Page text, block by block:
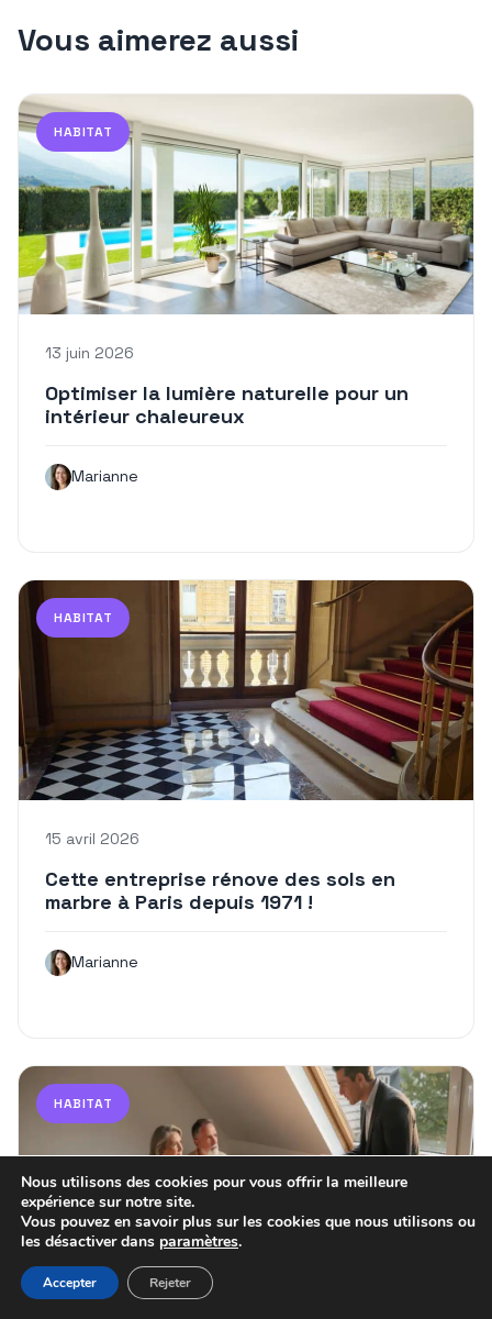
Vous aimerez aussi
HABITAT
13 juin 2026
Optimiser la lumière naturelle pour un
intérieur chaleureux
Marianne
HABITAT
15 avril 2026
Cette entreprise rénove des sols en
marbre à Paris depuis 1971 !
Marianne
HABITAT
Nous utilisons des cookies pour vous offrir la meilleure
expérience sur notre site.
Vous pouvez en savoir plus sur les cookies que nous utilisons ou
les désactiver dans paramètres.
Accepter Rejeter